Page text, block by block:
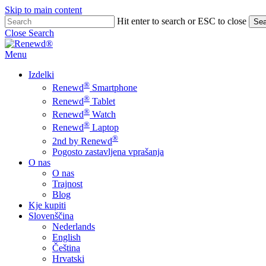
Skip to main content
Hit enter to search or ESC to close
Close Search
Menu
Izdelki
Renewd® Smartphone
Renewd® Tablet
Renewd® Watch
Renewd® Laptop
2nd by Renewd®
Pogosto zastavljena vprašanja
O nas
O nas
Trajnost
Blog
Kje kupiti
Slovenščina
Nederlands
English
Čeština
Hrvatski